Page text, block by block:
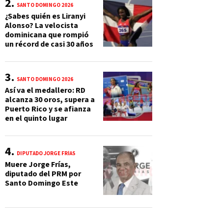
SANTO DOMINGO 2026
¿Sabes quién es Liranyi
Alonso? La velocista
dominicana que rompió
un récord de casi 30 años
SANTO DOMINGO 2026
Así va el medallero: RD
alcanza 30 oros, supera a
Puerto Rico y se afianza
en el quinto lugar
DIPUTADO JORGE FRÍAS
Muere Jorge Frías,
diputado del PRM por
Santo Domingo Este